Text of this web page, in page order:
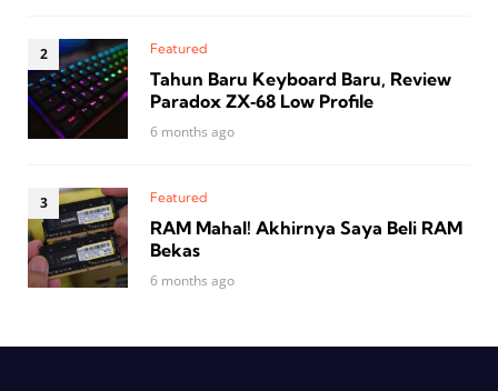
Featured
Tahun Baru Keyboard Baru, Review
Paradox ZX‑68 Low Profile
6 months ago
Featured
RAM Mahal! Akhirnya Saya Beli RAM
Bekas
6 months ago